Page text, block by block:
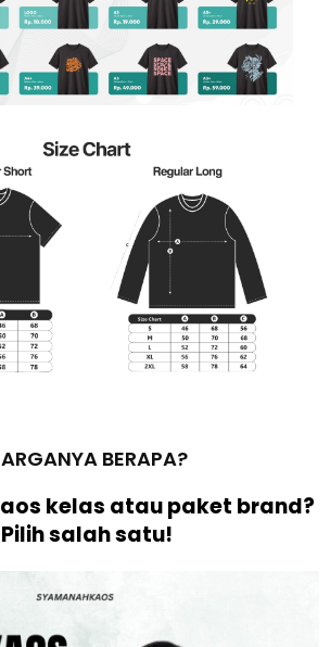
BERAPA?
kelas atau paket brand?
Pilih salah satu!